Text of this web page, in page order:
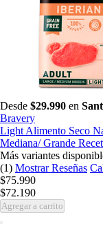
Desde $29.990 en
Bravery
Light Alimento Seco
Mediana/ Grande
Más variantes
(1) Mostrar Reseñas
$75.990
$72.190
Agregar a carrito